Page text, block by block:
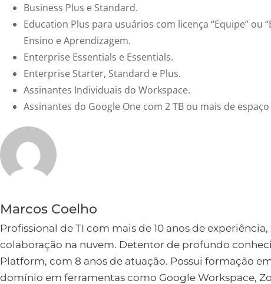
Business Plus e Standard.
Education Plus para usuários com licença “Equipe” ou
Ensino e Aprendizagem.
Enterprise Essentials e Essentials.
Enterprise Starter, Standard e Plus.
Assinantes Individuais do Workspace.
Assinantes do Google One com 2 TB ou mais de
Marcos Coelho
Profissional de TI com mais de 10 anos de
colaboração na nuvem. Detentor de profundo
Platform, com 8 anos de atuação. Possui formação
domínio em ferramentas como Google Workspace,